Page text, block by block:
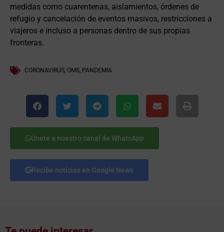
medidas como cuarentenas, aislamientos, órdenes de
refugio y cancelación de eventos masivos, restricciones a
viajeros e incluso a personas dentro de sus propias
fronteras.
CORONAVIRUS, OMS, PANDEMIA
Únete a nuestro canal de WhatsApp
Recibe noticias en Google News